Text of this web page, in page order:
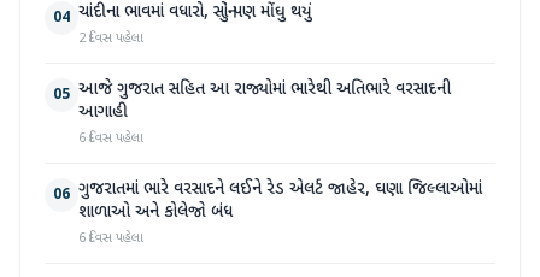
04 ચાંદીના ભાવમાં વધારો, સોનું પણ મોંઘુ થયું
2 દિવસ પહેલા
05 આજે ગુજરાત સહિત આ રાજ્યોમાં ભારેથી અતિભારે વરસાદની
આગાહી
6 દિવસ પહેલા
06 ગુજરાતમાં ભારે વરસાદને લઈને રેડ એલર્ટ જાહેર, ઘણા જિલ્લાઓમાં
શાળાઓ અને કોલેજો બંધ
6 દિવસ પહેલા